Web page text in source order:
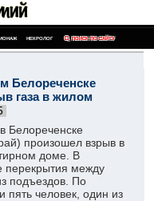
НЕКРОЛОГ ПОИСК ПО САЙТУ
Белореченске
газа в жилом
Белореченске
произошел взрыв в
доме. В
перекрытия между
подъездов. По
человек, один из